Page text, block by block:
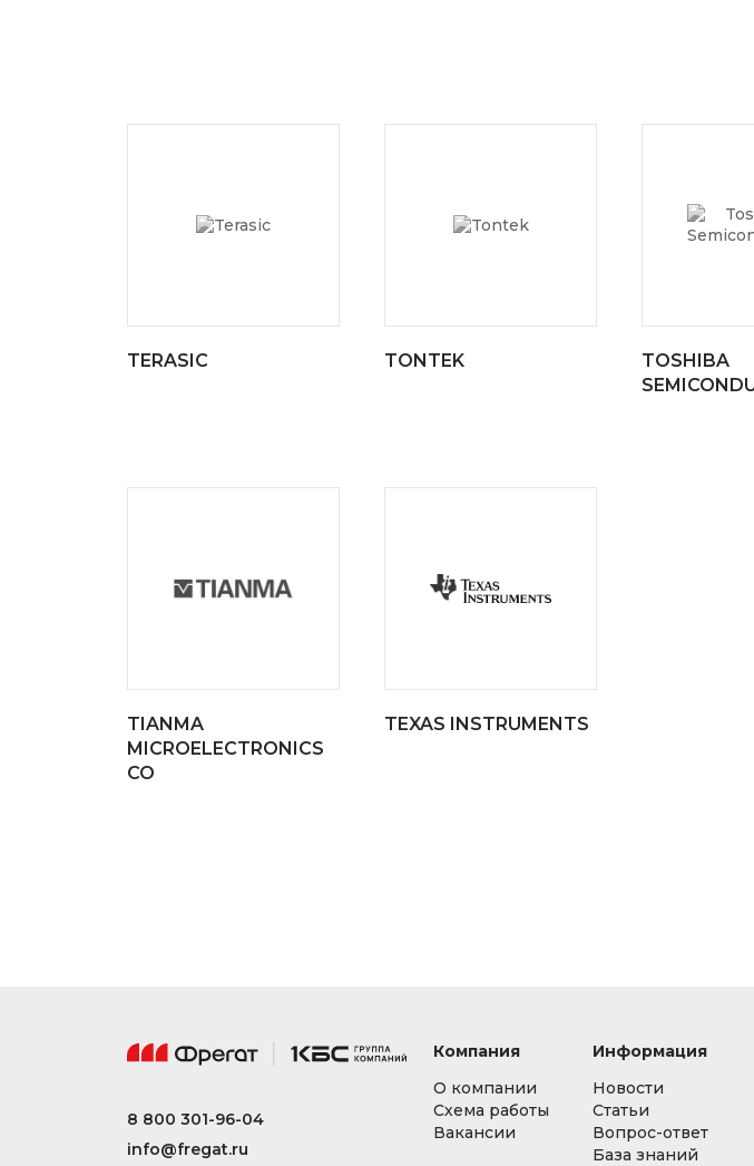
TERASIC TONTEK
TOSHIBA
TIANMA
MICROELECTRONICS
CO
TEXAS INSTRUMENTS
8 800 301-96-04
info@fregat.ru
Компания
О компании
Схема работы
Вакансии
Информация
Новости
Статьи
Вопрос-ответ
База знаний